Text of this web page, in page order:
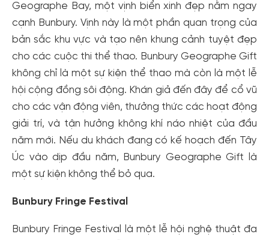
Geographe Bay, một vịnh biển xinh đẹp nằm ngay
cạnh Bunbury. Vịnh này là một phần quan trọng của
bản sắc khu vực và tạo nên khung cảnh tuyệt đẹp
cho các cuộc thi thể thao. Bunbury Geographe Gift
không chỉ là một sự kiện thể thao mà còn là một lễ
hội cộng đồng sôi động. Khán giả đến đây để cổ vũ
cho các vận động viên, thưởng thức các hoạt động
giải trí, và tận hưởng không khí náo nhiệt của đầu
năm mới. Nếu du khách đang có kế hoạch đến Tây
Úc vào dịp đầu năm, Bunbury Geographe Gift là
một sự kiện không thể bỏ qua.
Bunbury Fringe Festival
Bunbury Fringe Festival là một lễ hội nghệ thuật đa